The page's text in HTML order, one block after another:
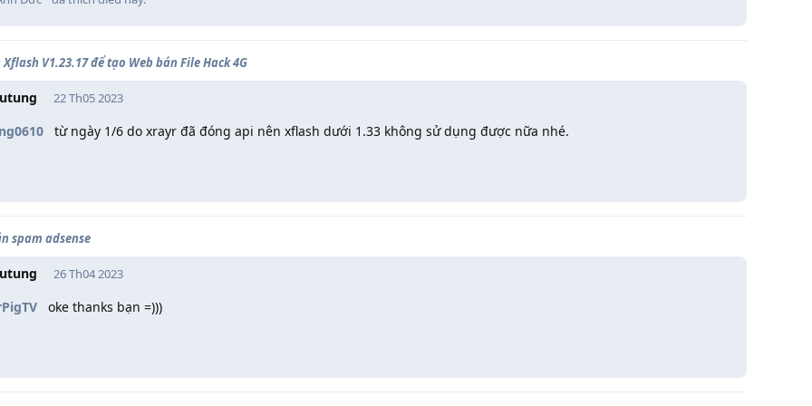
V1.23.17 để tạo Web bán File Hack 4G
22 Th05 2023
từ ngày 1/6 do xrayr đã đóng api nên xflash dưới 1.33 không sử dụng được nữa nhé.
spam adsense
26 Th04 2023
oke thanks bạn =)))